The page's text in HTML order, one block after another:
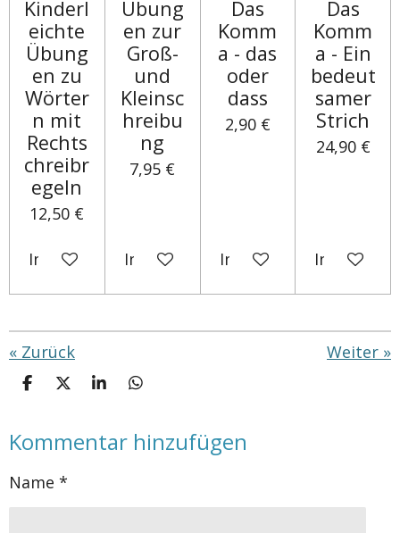
Kinderl
eichte
Übung
en zu
Wörter
n mit
Rechts
chreibr
egeln
12,50 €
In den Warenkorb
Übung
en zur
Groß-
und
Kleinsc
hreibu
ng
7,95 €
In den Warenkorb
Das
Komm
a - das
oder
dass
2,90 €
In den Warenkorb
Das
Komm
a - Ein
bedeut
samer
Strich
24,90 €
In den
« Zurück Weiter »
T
l
e
T
l
e
T
l
e
T
l
e
Kommentar hinzufügen
Name *